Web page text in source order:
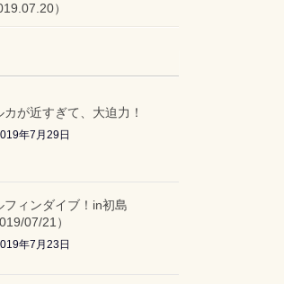
）
カが近すぎて、大迫力！
年7月29日
フィンダイブ！in初島
07/21）
年7月23日